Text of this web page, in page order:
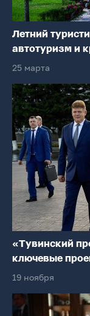
Летний
автотуризм и
25 марта
«Тувинский
ключевые
19 ноября